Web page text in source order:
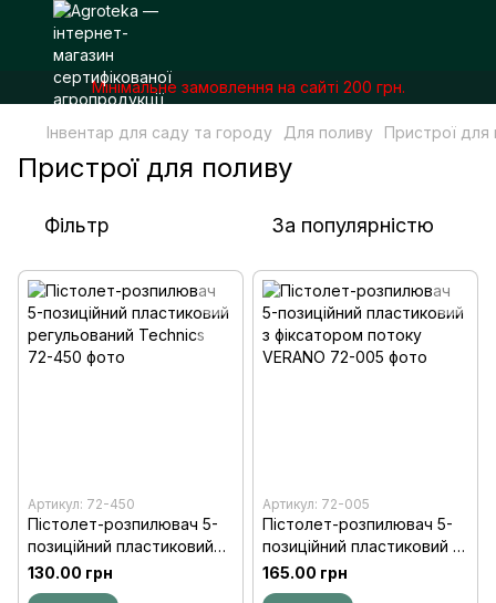
Мінімальне замовлення на сайті 200 грн.
Інвентар для саду та городу Для поливу Пристрої для
Пристрої для поливу
Фільтр За популярністю
Артикул: 72-450
Пістолет-розпилювач 5-
позиційний пластиковий
регульований Technics
130.00 грн
Артикул: 72-005
Пістолет-розпилювач 5-
позиційний пластиковий з
фіксатором потоку
VERANO
165.00 грн